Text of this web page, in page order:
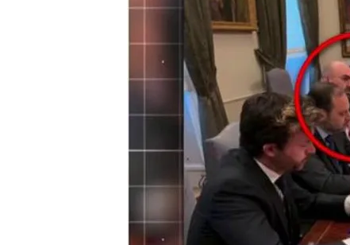
¿Cómo podrá
haber rechazado el
Víctor de Aldama
millones a cambio de
Compartir
¿Entra dentro de lo